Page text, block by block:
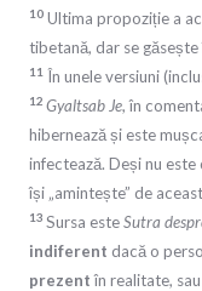
10 Ultima propoziție a
tibetană, dar se
11 În unele versiuni
12 Gyaltsab Je, în
hibernează și este
infectează. Deși nu
își „amintește” de
13 Sursa esteSutra
indiferent dacă o
prezentîn realitate,